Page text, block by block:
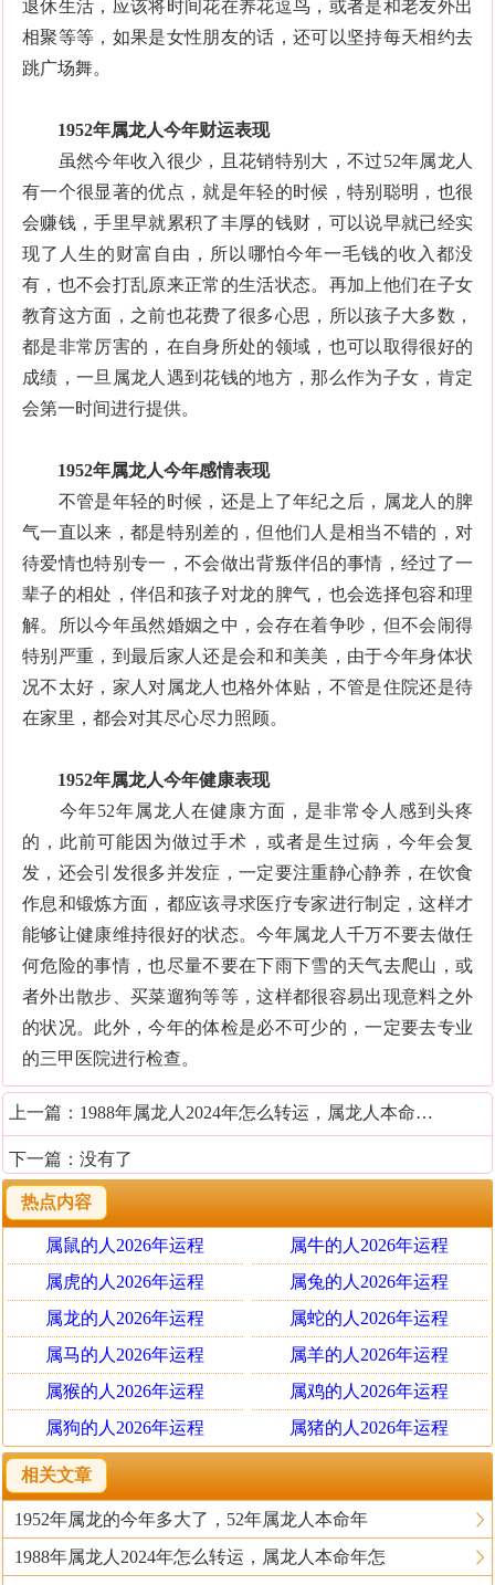
退休生活，应该将时间花在养花逗鸟，或者是和老友外出
相聚等等，如果是女性朋友的话，还可以坚持每天相约去
跳广场舞。
1952年属龙人今年财运表现
虽然今年收入很少，且花销特别大，不过52年属龙人
有一个很显著的优点，就是年轻的时候，特别聪明，也很
会赚钱，手里早就累积了丰厚的钱财，可以说早就已经实
现了人生的财富自由，所以哪怕今年一毛钱的收入都没
有，也不会打乱原来正常的生活状态。再加上他们在子女
教育这方面，之前也花费了很多心思，所以孩子大多数，
都是非常厉害的，在自身所处的领域，也可以取得很好的
成绩，一旦属龙人遇到花钱的地方，那么作为子女，肯定
会第一时间进行提供。
1952年属龙人今年感情表现
不管是年轻的时候，还是上了年纪之后，属龙人的脾
气一直以来，都是特别差的，但他们人是相当不错的，对
待爱情也特别专一，不会做出背叛伴侣的事情，经过了一
辈子的相处，伴侣和孩子对龙的脾气，也会选择包容和理
解。所以今年虽然婚姻之中，会存在着争吵，但不会闹得
特别严重，到最后家人还是会和和美美，由于今年身体状
况不太好，家人对属龙人也格外体贴，不管是住院还是待
在家里，都会对其尽心尽力照顾。
1952年属龙人今年健康表现
今年52年属龙人在健康方面，是非常令人感到头疼
的，此前可能因为做过手术，或者是生过病，今年会复
发，还会引发很多并发症，一定要注重静心静养，在饮食
作息和锻炼方面，都应该寻求医疗专家进行制定，这样才
能够让健康维持很好的状态。今年属龙人千万不要去做任
何危险的事情，也尽量不要在下雨下雪的天气去爬山，或
者外出散步、买菜遛狗等等，这样都很容易出现意料之外
的状况。此外，今年的体检是必不可少的，一定要去专业
的三甲医院进行检查。
上一篇： 1988年属龙人2024年怎么转运，属龙人本命年怎么办
下一篇：没有了
热点内容
属鼠的人2026年运程
属牛的人2026年运程
属虎的人2026年运程
属兔的人2026年运程
属龙的人2026年运程
属蛇的人2026年运程
属马的人2026年运程
属羊的人2026年运程
属猴的人2026年运程
属鸡的人2026年运程
属狗的人2026年运程
属猪的人2026年运程
相关文章
1952年属龙的今年多大了，52年属龙人本命年
1988年属龙人2024年怎么转运，属龙人本命年怎